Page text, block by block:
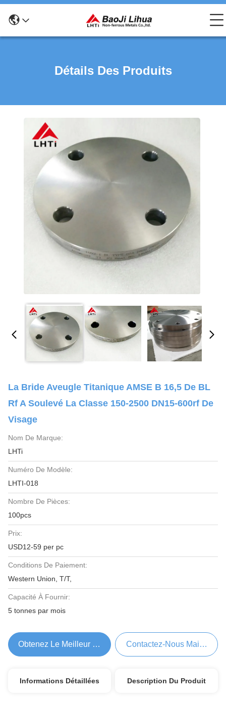
Détails Des Produits
La Bride Aveugle Titanique AMSE B 16,5 De BL
Rf A Soulevé La Classe 150-2500 DN15-600rf De
Visage
Nom De Marque:
LHTi
Numéro De Modèle:
LHTI-018
Nombre De Pièces:
100pcs
Prix:
USD12-59 per pc
Conditions De Paiement:
Western Union, T/T,
Capacité À Fournir:
5 tonnes par mois
Obtenez Le Meilleur Prix Contactez-Nous Maintenant
Informations Détaillées Description Du Produit